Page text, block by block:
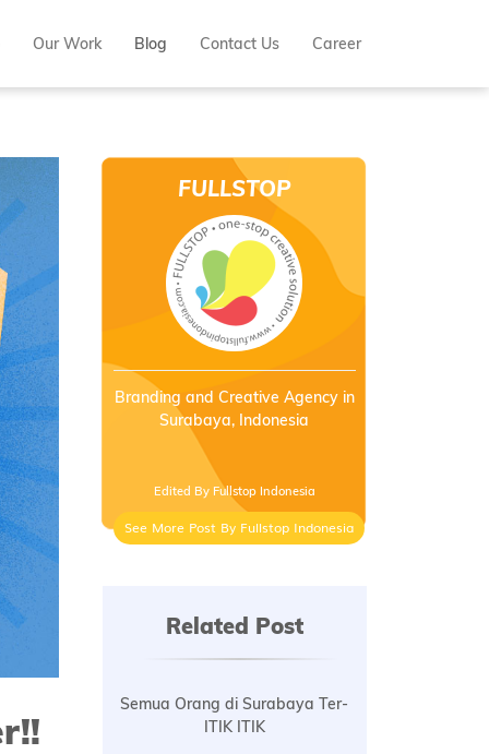
Our Work Blog Contact Us Career
FULLSTOP
INDONESIA
Branding and Creative Agency in
Surabaya, Indonesia
Edited By Fullstop Indonesia
See More Post By Fullstop Indonesia
Related Post
Semua Orang di Surabaya Ter-
ITIK ITIK